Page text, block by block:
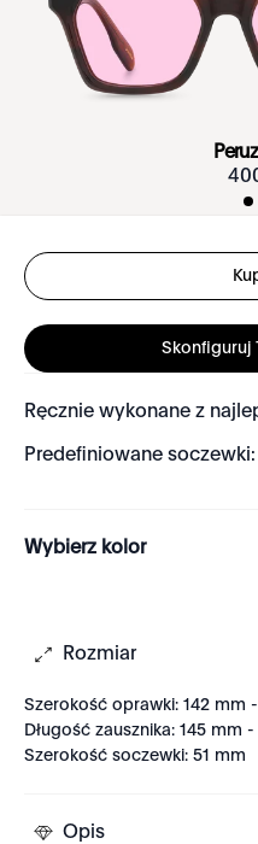
Skonfiguruj
Ręcznie wykonane z
Predefiniowane
Wybierz kolor
Rozmiar
Szerokość oprawki: 142 mm
Długość zausznika: 145 mm
Szerokość soczewki: 51 mm
Opis